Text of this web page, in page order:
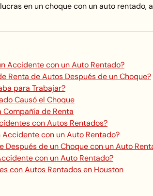
en un choque con un auto rentado,
Accidente con un Auto Rentado?
Renta de Autos Después de un Choque?
para Trabajar?
Causó el Choque
de Renta
con Autos Rentados?
con un Auto Rentado?
Después de un Choque con un Auto
con un Auto Rentado?
con Autos Rentados en Houston